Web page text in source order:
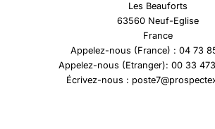
Les Beauforts
63560 Neuf-Eglise
France
Appelez-nous (France) : 04 73
Appelez-nous (Etranger): 00 33
Écrivez-nous :